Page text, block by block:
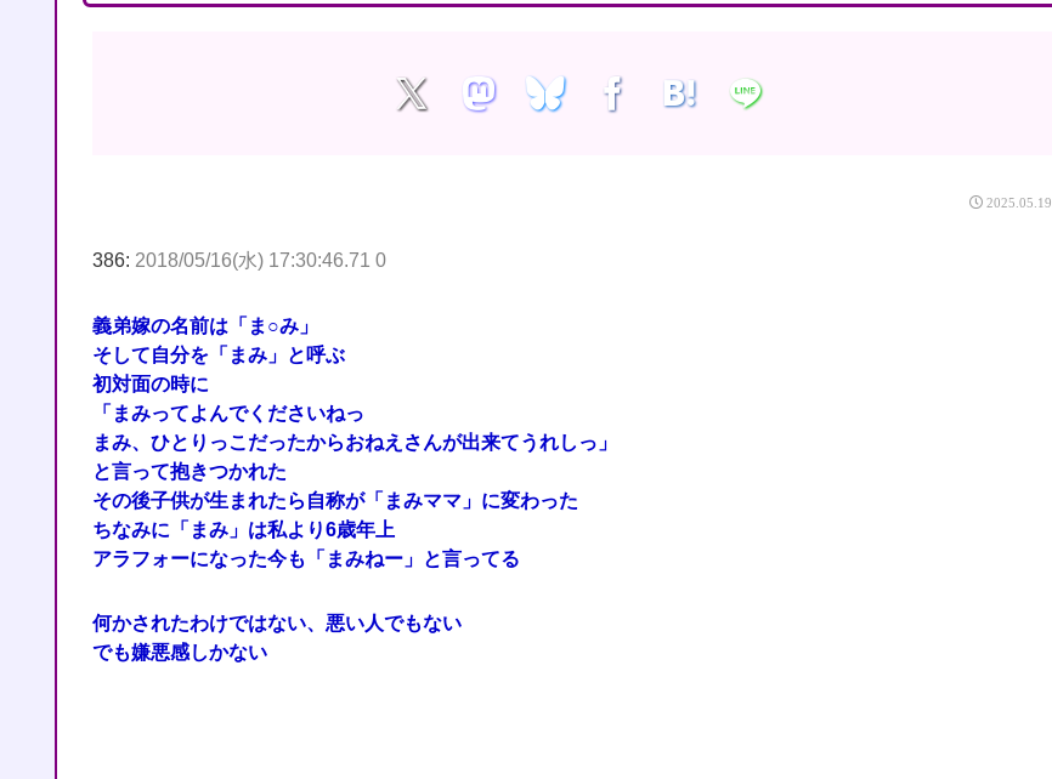
2025.05.19
386: 2018/05/16(水) 17:30:46.71 0
義弟嫁の名前は「ま○み」
そして自分を「まみ」と呼ぶ
初対面の時に
「まみってよんでくださいねっ
まみ、ひとりっこだったからおねえさんが出来てうれしっ」
と言って抱きつかれた
その後子供が生まれたら自称が「まみママ」に変わった
ちなみに「まみ」は私より6歳年上
アラフォーになった今も「まみねー」と言ってる
何かされたわけではない、悪い人でもない
でも嫌悪感しかない